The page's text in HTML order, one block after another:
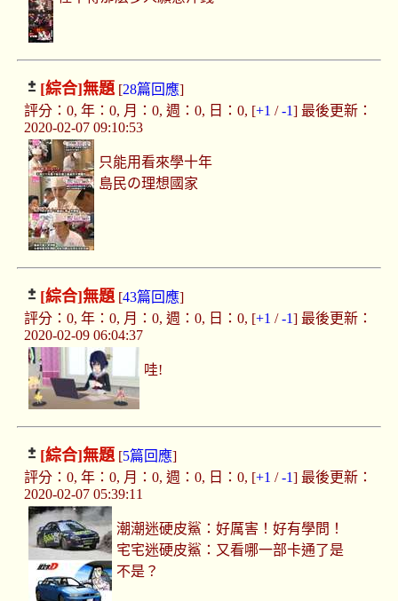
[綜合]無題[28篇回應]
評分：0, 年：0, 月：0, 週：0, 日：0, [+1 /-1] 最後更新：
2020-02-07 09:10:53
只能用看來學十年
島民の理想國家
[綜合]無題[43篇回應]
評分：0, 年：0, 月：0, 週：0, 日：0, [+1 /-1] 最後更新：
2020-02-09 06:04:37
哇!
[綜合]無題[5篇回應]
評分：0, 年：0, 月：0, 週：0, 日：0, [+1 /-1] 最後更新：
2020-02-07 05:39:11
潮潮迷硬皮鯊：好厲害！好有學問！
宅宅迷硬皮鯊：又看哪一部卡通了是
不是？